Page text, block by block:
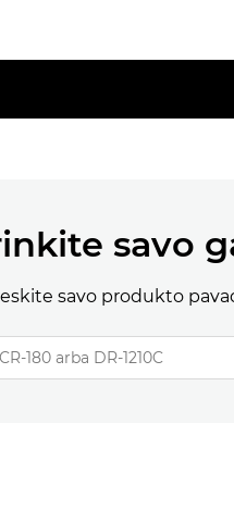
savo
savo produkto